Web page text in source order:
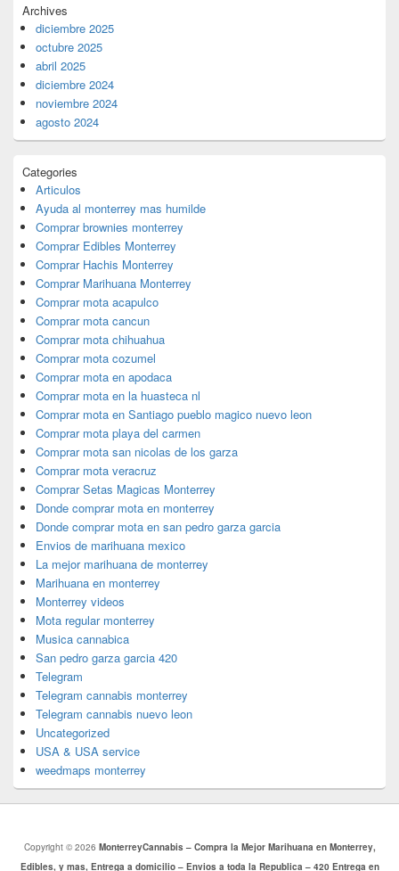
Archives
diciembre 2025
octubre 2025
abril 2025
diciembre 2024
noviembre 2024
agosto 2024
Categories
Articulos
Ayuda al monterrey mas humilde
Comprar brownies monterrey
Comprar Edibles Monterrey
Comprar Hachis Monterrey
Comprar Marihuana Monterrey
Comprar mota acapulco
Comprar mota cancun
Comprar mota chihuahua
Comprar mota cozumel
Comprar mota en apodaca
Comprar mota en la huasteca nl
Comprar mota en Santiago pueblo magico nuevo leon
Comprar mota playa del carmen
Comprar mota san nicolas de los garza
Comprar mota veracruz
Comprar Setas Magicas Monterrey
Donde comprar mota en monterrey
Donde comprar mota en san pedro garza garcia
Envios de marihuana mexico
La mejor marihuana de monterrey
Marihuana en monterrey
Monterrey videos
Mota regular monterrey
Musica cannabica
San pedro garza garcia 420
Telegram
Telegram cannabis monterrey
Telegram cannabis nuevo leon
Uncategorized
USA & USA service
weedmaps monterrey
Copyright © 2026 MonterreyCannabis – Compra la Mejor Marihuana en Monterrey,
Edibles, y mas, Entrega a domicilio – Envios a toda la Republica – 420 Entrega en